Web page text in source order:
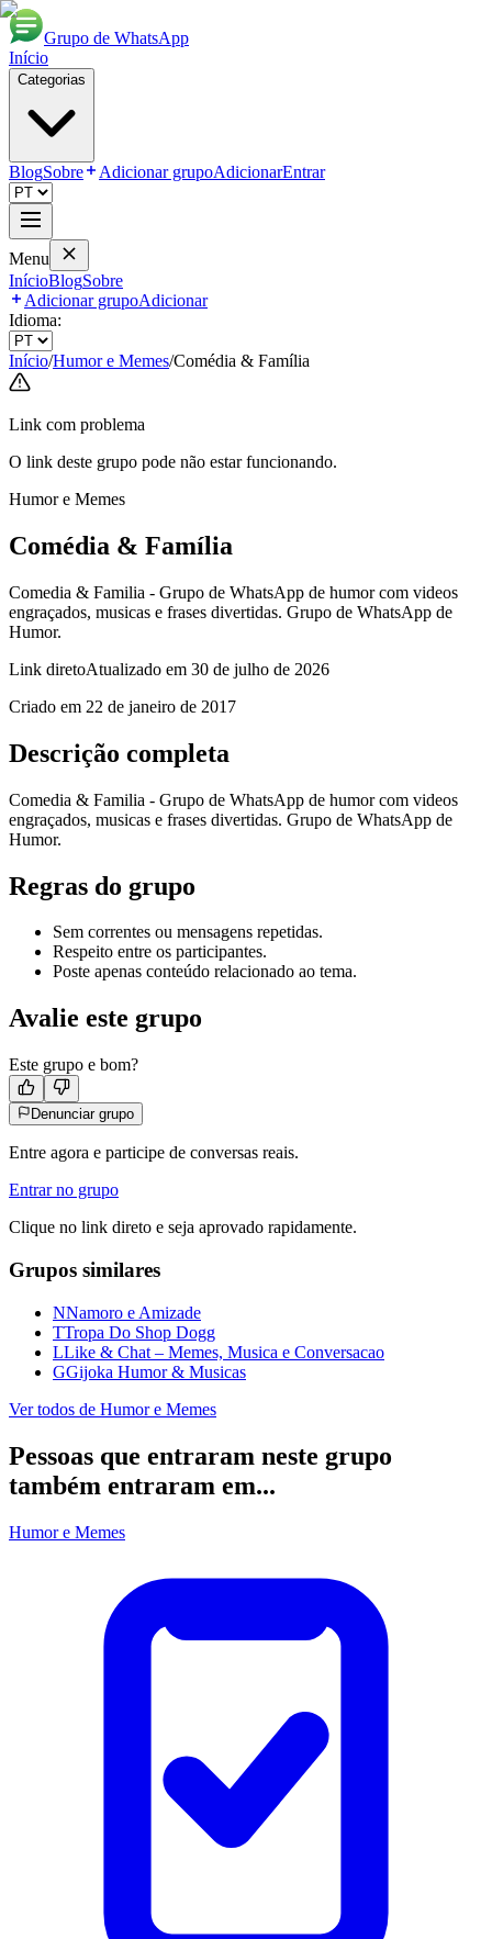
Grupo de WhatsApp
Início
Categorias
BlogSobre Adicionar grupoAdicionarEntrar
Menu
InícioBlogSobre
Adicionar grupoAdicionar
Idioma:
Início/Humor e Memes/Comédia & Família
Link com problema
O link deste grupo pode não estar funcionando.
Humor e Memes
Comédia & Família
Comedia & Familia - Grupo de WhatsApp de humor com videos
engraçados, musicas e frases divertidas. Grupo de WhatsApp de
Humor.
Link diretoAtualizado em 30 de julho de 2026
Criado em 22 de janeiro de 2017
Descrição completa
Comedia & Familia - Grupo de WhatsApp de humor com videos
engraçados, musicas e frases divertidas. Grupo de WhatsApp de
Humor.
Regras do grupo
Sem correntes ou mensagens repetidas.
Respeito entre os participantes.
Poste apenas conteúdo relacionado ao tema.
Avalie este grupo
Este grupo e bom?
Denunciar grupo
Entre agora e participe de conversas reais.
Entrar no grupo
Clique no link direto e seja aprovado rapidamente.
Grupos similares
NNamoro e Amizade
TTropa Do Shop Dogg
LLike & Chat – Memes, Musica e Conversacao
GGijoka Humor & Musicas
Ver todos de Humor e Memes
Pessoas que entraram neste grupo
também entraram em...
Humor e Memes